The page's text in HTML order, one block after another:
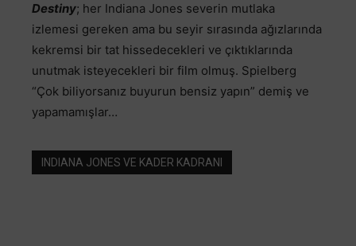
Destiny; her Indiana Jones severin mutlaka
izlemesi gereken ama bu seyir sırasında ağızlarında
kekremsi bir tat hissedecekleri ve çıktıklarında
unutmak isteyecekleri bir film olmuş. Spielberg
“Çok biliyorsanız buyurun bensiz yapın” demiş ve
yapamamışlar…
INDIANA JONES VE KADER KADRANI